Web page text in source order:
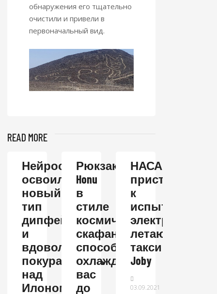
обнаружения его тщательно
очистили и привели в
первоначальный вид.
READ MORE
Нейросеть
освоила
новый
тип
дипфейков
и
вдоволь
покуражилась
над
Илоном
Рюкзак
Honu
в
стиле
космических
скафандров
способен
охлаждать
вас
до
НАСА
приступает
к
испытаниям
летающего
такси
Joby
03.09.2021